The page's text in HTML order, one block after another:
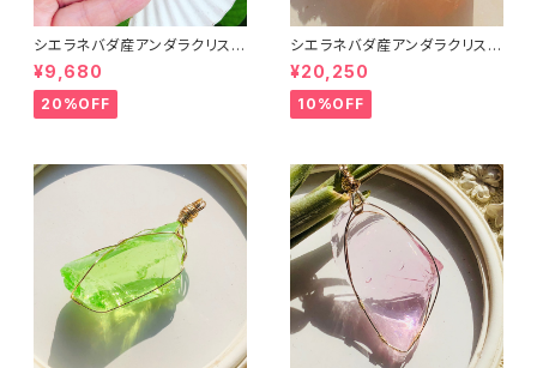
シエラネバダ産アンダラクリスタ
ル★宝石質～Gem Cyan Ang
el～【世界で1つだけのアンダラ
ペンダントトップ】
¥9,680
20%OFF
シエラネバダ産アンダラクリスタ
ル★宝石質～Gem Rare Lem
urian Sunrise～【世界で1つだ
けのアンダラペンダントトップ】
¥20,250
10%OFF